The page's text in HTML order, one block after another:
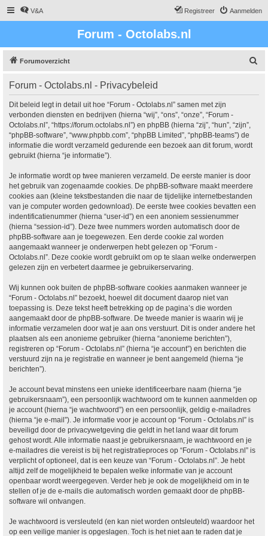
V&A Aanmelden
Registreer
Forum - Octolabs.nl
Forumoverzicht
Forum - Octolabs.nl - Privacybeleid
Dit beleid legt in detail uit hoe “Forum - Octolabs.nl” samen met zijn
verbonden diensten en bedrijven (hierna “wij”, “ons”, “onze”, “Forum -
Octolabs.nl”, “https://forum.octolabs.nl”) en phpBB (hierna “zij”, “hun”, “zijn”,
“phpBB-software”, “www.phpbb.com”, “phpBB Limited”, “phpBB-teams”) de
informatie die wordt verzameld gedurende een bezoek aan dit forum, wordt
gebruikt (hierna “je informatie”).
Je informatie wordt op twee manieren verzameld. De eerste manier is door
het gebruik van zogenaamde cookies. De phpBB-software maakt meerdere
cookies aan (kleine tekstbestanden die naar de tijdelijke internetbestanden
van je computer worden gedownload). De eerste twee cookies bevatten een
indentificatienummer (hierna “user-id”) en een anoniem sessienummer
(hierna “session-id”). Deze twee nummers worden automatisch door de
phpBB-software aan je toegewezen. Een derde cookie zal worden
aangemaakt wanneer je onderwerpen hebt gelezen op “Forum -
Octolabs.nl”. Deze cookie wordt gebruikt om op te slaan welke onderwerpen
gelezen zijn en verbetert daarmee je gebruikerservaring.
Wij kunnen ook buiten de phpBB-software cookies aanmaken wanneer je
“Forum - Octolabs.nl” bezoekt, hoewel dit document daarop niet van
toepassing is. Deze tekst heeft betrekking op de pagina’s die worden
aangemaakt door de phpBB-software. De tweede manier is waarin wij je
informatie verzamelen door wat je aan ons verstuurt. Dit is onder andere het
plaatsen als een anonieme gebruiker (hierna “anonieme berichten”),
registreren op “Forum - Octolabs.nl” (hierna “je account”) en berichten die
verstuurd zijn na je registratie en wanneer je bent aangemeld (hierna “je
berichten”).
Je account bevat minstens een unieke identificeerbare naam (hierna “je
gebruikersnaam”), een persoonlijk wachtwoord om te kunnen aanmelden op
je account (hierna “je wachtwoord”) en een persoonlijk, geldig e-mailadres
(hierna “je e-mail”). Je informatie voor je account op “Forum - Octolabs.nl” is
beveiligd door de privacywetgeving die geldt in het land waar dit forum
gehost wordt. Alle informatie naast je gebruikersnaam, je wachtwoord en je
e-mailadres die vereist is bij het registratieproces op “Forum - Octolabs.nl” is
verplicht of optioneel, dat is een keuze van “Forum - Octolabs.nl”. Je hebt
altijd zelf de mogelijkheid te bepalen welke informatie van je account
openbaar wordt weergegeven. Verder heb je ook de mogelijkheid om in te
stellen of je de e-mails die automatisch worden gemaakt door de phpBB-
software wil ontvangen.
Je wachtwoord is versleuteld (en kan niet worden ontsleuteld) waardoor het
op een veilige manier is opgeslagen. Toch is het niet aan te raden dat je